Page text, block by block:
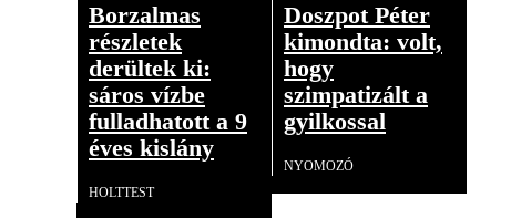
Borzalmas
részletek
derültek ki:
sáros vízbe
fulladhatott a 9
éves kislány
HOLTTEST
Doszpot Péter
kimondta: volt,
hogy
szimpatizált a
gyilkossal
NYOMOZÓ